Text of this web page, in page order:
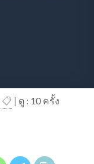
📋 | ดู : 10ครั้ง